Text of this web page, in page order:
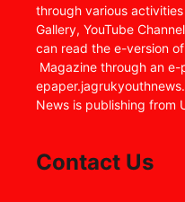
through various
Gallery, YouTube
can read the e-version
Magazine through an
News is publishing from
Contact Us